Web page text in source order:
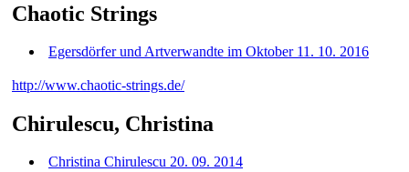
Chaotic Strings
Egersdörfer und Artverwandte im Oktober 11. 10. 2016
http://www.chaotic-strings.de/
Chirulescu, Christina
Christina Chirulescu 20. 09. 2014